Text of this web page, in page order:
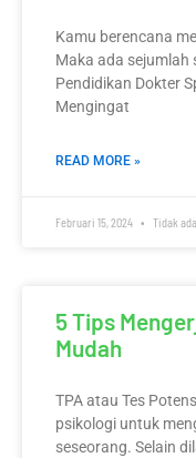
Kamu berencana
Maka ada sejumlah
Pendidikan Dokter
Mengingat
READ MORE »
Februari 15, 2024 Tidak
5 Tips
Mudah
TPA atau Tes
psikologi untuk
seseorang. Selain